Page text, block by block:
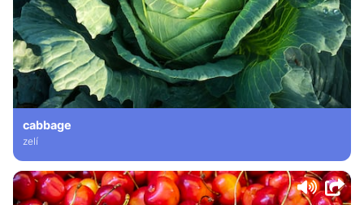
cabbage
zelí